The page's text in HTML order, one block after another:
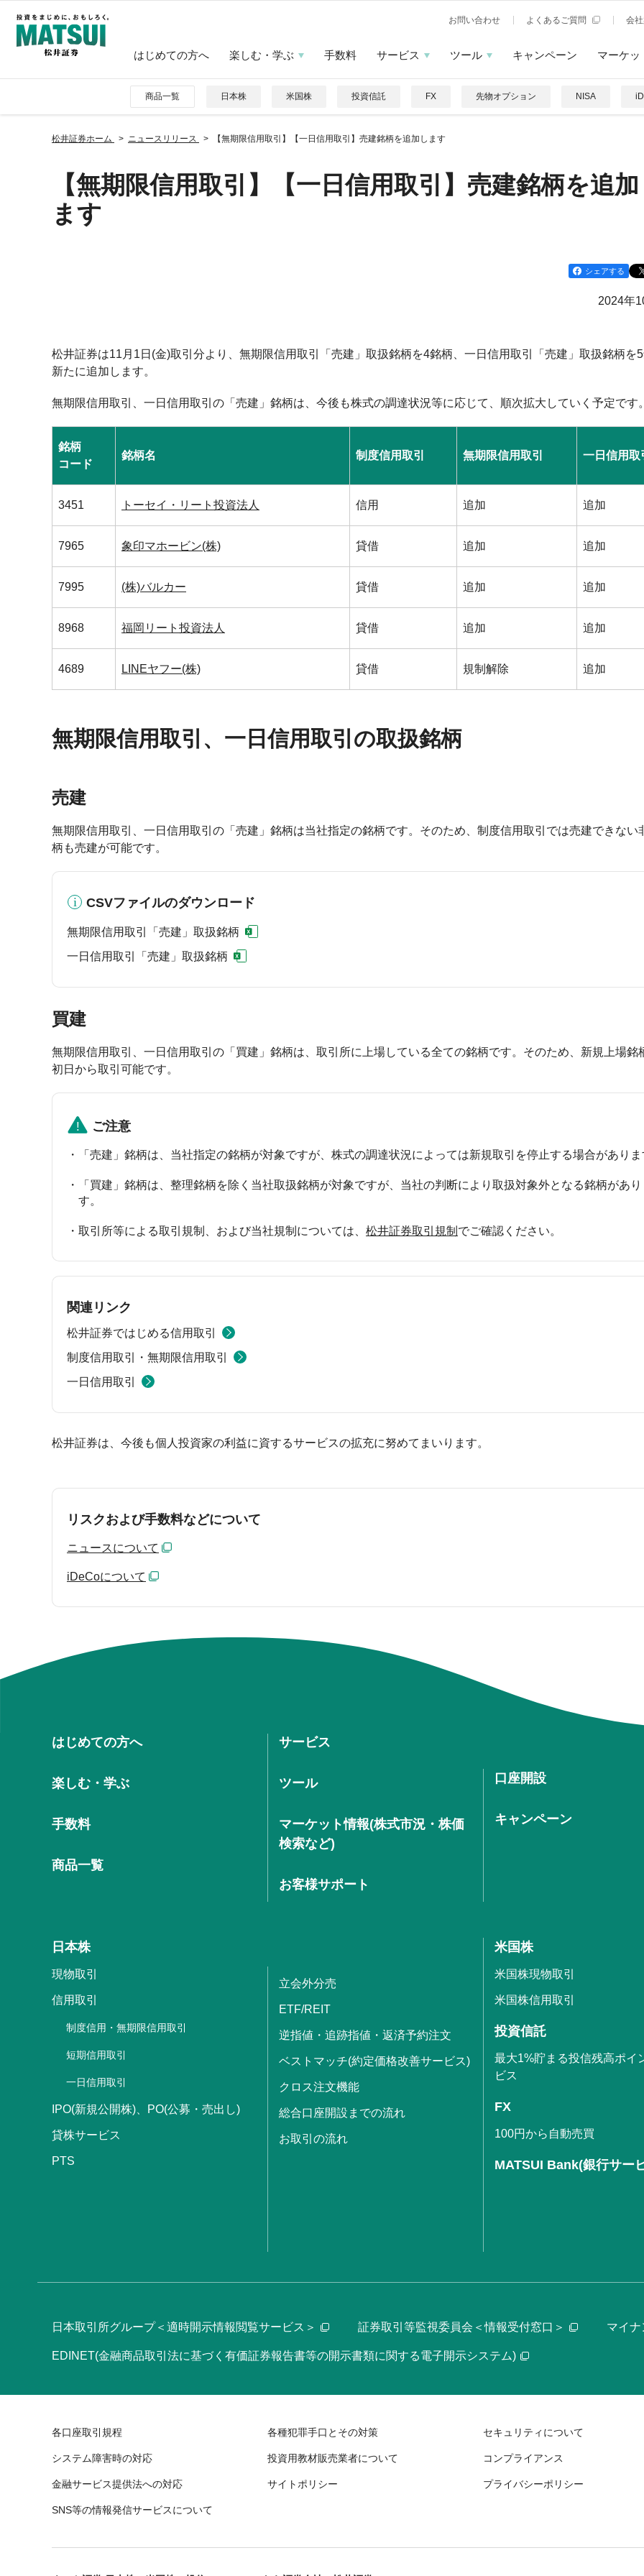
お問い合わせ よくあるご質問 会
はじめての方へ 楽しむ・学ぶ 手数料 サービス ツール キャンペーン マーケッ
商品一覧 日本株 米国株 投資信託 FX 先物オプション NISA
松井証券ホーム ニュースリリース 【無期限信用取引】【一日信用取引】売建銘柄を追加します
【無期限信用取引】【一日信用取引】売建銘柄を追
ます
シェアする
2024年
松井証券は11月1日(金)取引分より、無期限信用取引「売建」取扱銘柄を4銘柄、一日信用取引「売建」取扱銘柄を
新たに追加します。
無期限信用取引、一日信用取引の「売建」銘柄は、今後も株式の調達状況等に応じて、順次拡大していく予定です
銘柄
コード
銘柄名 制度信用取引 無期限信用取引 一日信用取
3451 トーセイ・リート投資法人 信用 追加 追加
7965 象印マホービン(株) 貸借 追加 追加
7995 (株)バルカー 貸借 追加 追加
8968 福岡リート投資法人 貸借 追加 追加
4689 LINEヤフー(株) 貸借 規制解除 追加
無期限信用取引、一日信用取引の取扱銘柄
売建
無期限信用取引、一日信用取引の「売建」銘柄は当社指定の銘柄です。そのため、制度信用取引では売建できない
柄も売建が可能です。
CSVファイルのダウンロード
無期限信用取引「売建」取扱銘柄
一日信用取引「売建」取扱銘柄
買建
無期限信用取引、一日信用取引の「買建」銘柄は、取引所に上場している全ての銘柄です。そのため、新規上場銘
初日から取引可能です。
ご注意
「売建」銘柄は、当社指定の銘柄が対象ですが、株式の調達状況によっては新規取引を停止する場合があり
「買建」銘柄は、整理銘柄を除く当社取扱銘柄が対象ですが、当社の判断により取扱対象外となる銘柄があり
す。
取引所等による取引規制、および当社規制については、 松井証券取引規制 でご確認ください。
関連リンク
松井証券ではじめる信用取引
制度信用取引・無期限信用取引
一日信用取引
松井証券は、今後も個人投資家の利益に資するサービスの拡充に努めてまいります。
リスクおよび手数料などについて
ニュースについて
iDeCoについて
はじめての方へ
楽しむ・学ぶ
手数料
商品一覧
サービス
ツール
マーケット情報(株式市況・株価
検索など)
お客様サポート
口座開設
キャンペーン
日本株
現物取引
信用取引
制度信用・無期限信用取引
短期信用取引
一日信用取引
IPO(新規公開株)、PO(公募・売出し)
貸株サービス
PTS
立会外分売
ETF/REIT
逆指値・追跡指値・返済予約注文
ベストマッチ(約定価格改善サービス)
クロス注文機能
総合口座開設までの流れ
お取引の流れ
米国株
米国株現物取引
米国株信用取引
投資信託
最大1%貯まる投信残高ポイ
ビス
FX
100円から自動売買
MATSUI Bank(銀行サー
日本取引所グループ＜適時開示情報閲覧サービス＞ 証券取引等監視委員会＜情報受付窓口＞ マイ
EDINET(金融商品取引法に基づく有価証券報告書等の開示書類に関する電子開示システム)
各口座取引規程 各種犯罪手口とその対策 セキュリティについて
システム障害時の対応 投資用教材販売業者について コンプライアンス
金融サービス提供法への対応 サイトポリシー プライバシーポリシー
SNS等の情報発信サービスについて